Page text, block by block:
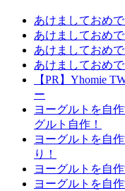
あけましておめ
あけましておめ
あけましておめ
あけましておめ
【PR】Yhomie
ー
ヨーグルトを自
グルト自作！
ヨーグルトを自
り！
ヨーグルトを自
ヨーグルトを自